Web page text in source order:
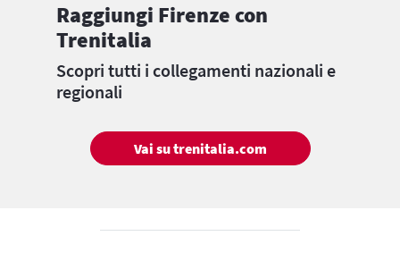
Raggiungi Firenze con
Trenitalia
Scopri tutti i collegamenti nazionali e
regionali
Vai su trenitalia.com